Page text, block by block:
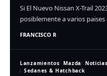
Si El Nuevo Nissan X-Trail
posiblemente a varios
FRANCISCO R
Lanzamientos Mazda
Sedanes & Hatchback